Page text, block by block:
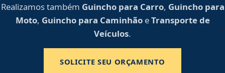
Realizamos também Guincho para Carro, Guincho para
Moto, Guincho para CaminhãoeTransporte de
Veículos.
SOLICITE SEU ORÇAMENTO